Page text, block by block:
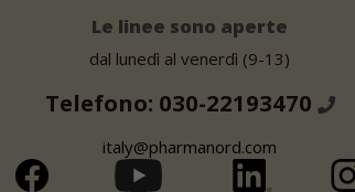
Le linee sono aperte
dal lunedì al venerdì (9-13)
Telefono: 030-22193470
italy@pharmanord.com